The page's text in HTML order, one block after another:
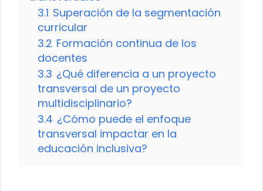
3.1 Superación de la segmentación
curricular
3.2 Formación continua de los
docentes
3.3 ¿Qué diferencia a un proyecto
transversal de un proyecto
multidisciplinario?
3.4 ¿Cómo puede el enfoque
transversal impactar en la
educación inclusiva?